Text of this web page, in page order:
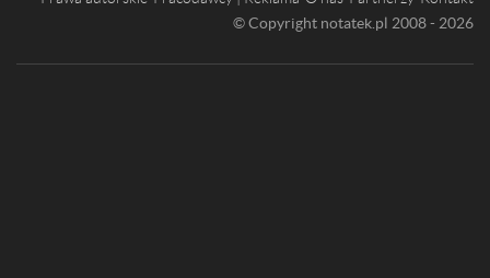
© Copyright notatek.pl 2008 - 2026